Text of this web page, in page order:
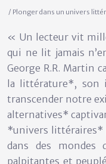
/ Plonger dans un univers
« Un lecteur vit
qui ne lit jamais
George R.R. Martin
la littérature*, son
transcender notre
alternatives*
*univers littéraires*
dans des mondes
palpitantes et